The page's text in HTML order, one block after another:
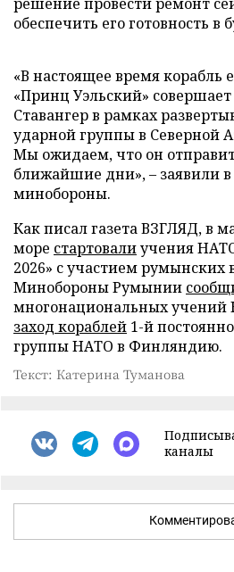
обеспечить его готовность в
«В настоящее время корабль
«Принц Уэльский»
Ставангер в рамках
ударной группы в Северной
Мы ожидаем, что он
ближайшие дни», – заявили
минобороны.
Как писал газета ВЗГЛЯД, в
море стартовалиучения
2026» с участием румынских
Минобороны Румынии
многонациональных учений
заход кораблей 1-й
группы НАТО в Финляндию.
Текст: Катерина Туманова
каналы